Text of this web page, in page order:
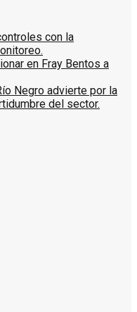
con la
en Fray Bentos a
Negro advierte por la
del sector.